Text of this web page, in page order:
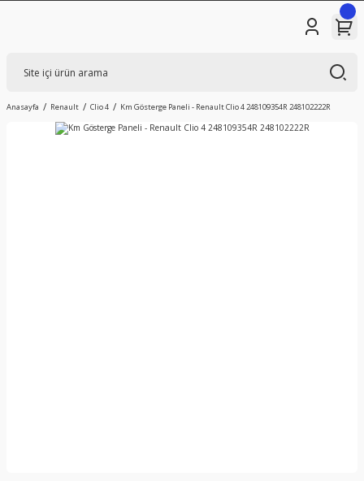
Anasayfa Renault Clio 4 Km Gösterge Paneli - Renault Clio 4 248109354R 248102222R